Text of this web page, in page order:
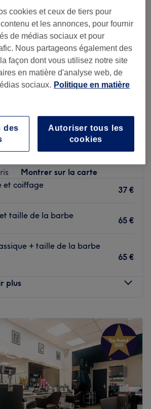
10:00
10:00
20:00
10:00
10:00
10:00
20:00
Fermé
et mixte, niché en plein coeur de
arrondissement :
vous proposant tout type de
vos cheveux. Une esthéticienne
mise en beauté.
Beaute by Yvan !
Montrer sur la carte
et coiffage
37 €
taille de la barbe
65 €
+ taille de la barbe
65 €
plus
19:30
09:30
19:30
09:30– 19:30
09:30 –19:30
09:30–19:30
Fermé
cookies et ceux de tiers pour
et les annonces, pour fournir
de médias sociaux et pour
Nous partageons également des
façon dont vous utilisez notre site
en matière d'analyse web, de
sociaux. Politique en matière
Autoriser tous les
cookies
des